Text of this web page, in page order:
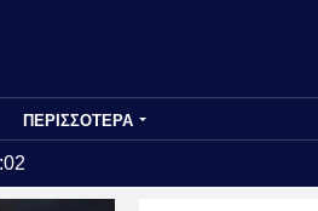
ΠΕΡΙΣΣΟΤΕΡΑ